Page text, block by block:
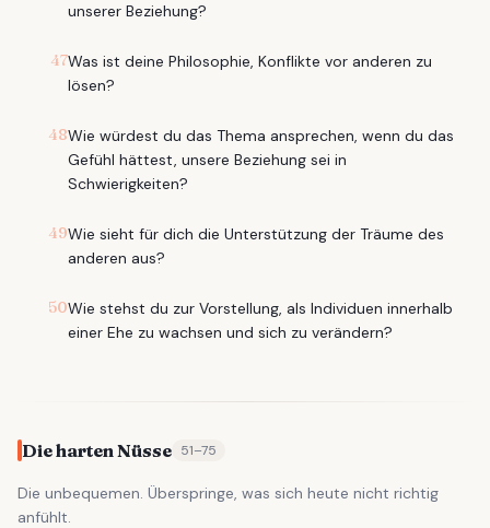
unserer Beziehung?
47Was ist deine Philosophie, Konflikte vor anderen zu
lösen?
48Wie würdest du das Thema ansprechen, wenn du das
Gefühl hättest, unsere Beziehung sei in
Schwierigkeiten?
49Wie sieht für dich die Unterstützung der Träume des
anderen aus?
50Wie stehst du zur Vorstellung, als Individuen innerhalb
einer Ehe zu wachsen und sich zu verändern?
Die harten Nüsse 51–75
Die unbequemen. Überspringe, was sich heute nicht richtig
anfühlt.